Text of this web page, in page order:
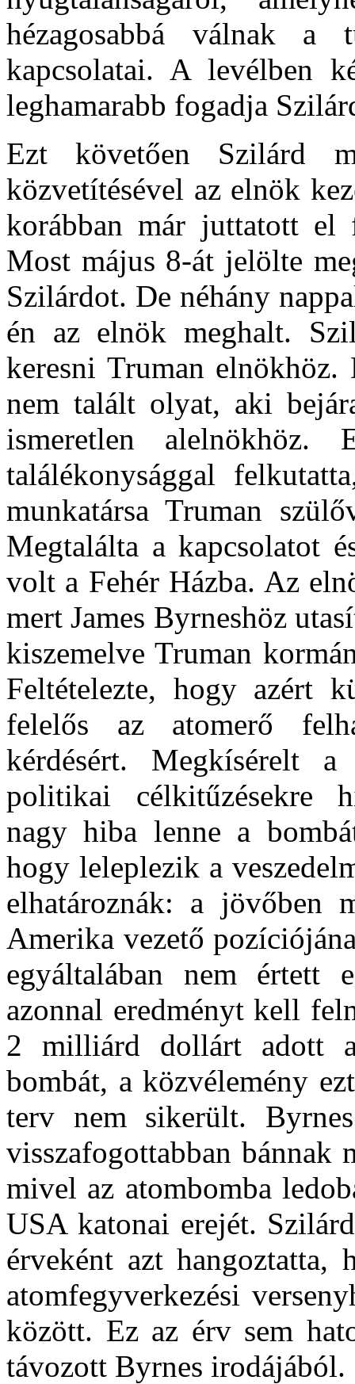
hézagosabbá válnak a
kapcsolatai. A levélben
leghamarabb fogadja
Ezt követően Szilárd
közvetítésével az elnök
korábban már juttatott el
Most május 8-át jelölte
Szilárdot. De néhány
én az elnök meghalt.
keresni Truman
nem talált olyat, aki
ismeretlen
találékonysággal
munkatársa Truman
Megtalálta a kapcsolatot
volt a Fehér Házba. Az
mert James Byrneshöz
kiszemelve Truman
Feltételezte, hogy azért
felelős az atomerő
kérdésért. Megkísérelt a
politikai célkitűzésekre
nagy hiba lenne a
hogy leleplezik a
elhatároznák: a jövőben
Amerika vezető
egyáltalában nem értett
azonnal eredményt kell
2 milliárd dollárt adott
bombát, a közvélemény
terv nem sikerült.
visszafogottabban bánnak
mivel az atombomba
USA katonai erejét.
érveként azt hangoztatta,
atomfegyverkezési
között. Ez az érv sem
távozott Byrnes irodájából.